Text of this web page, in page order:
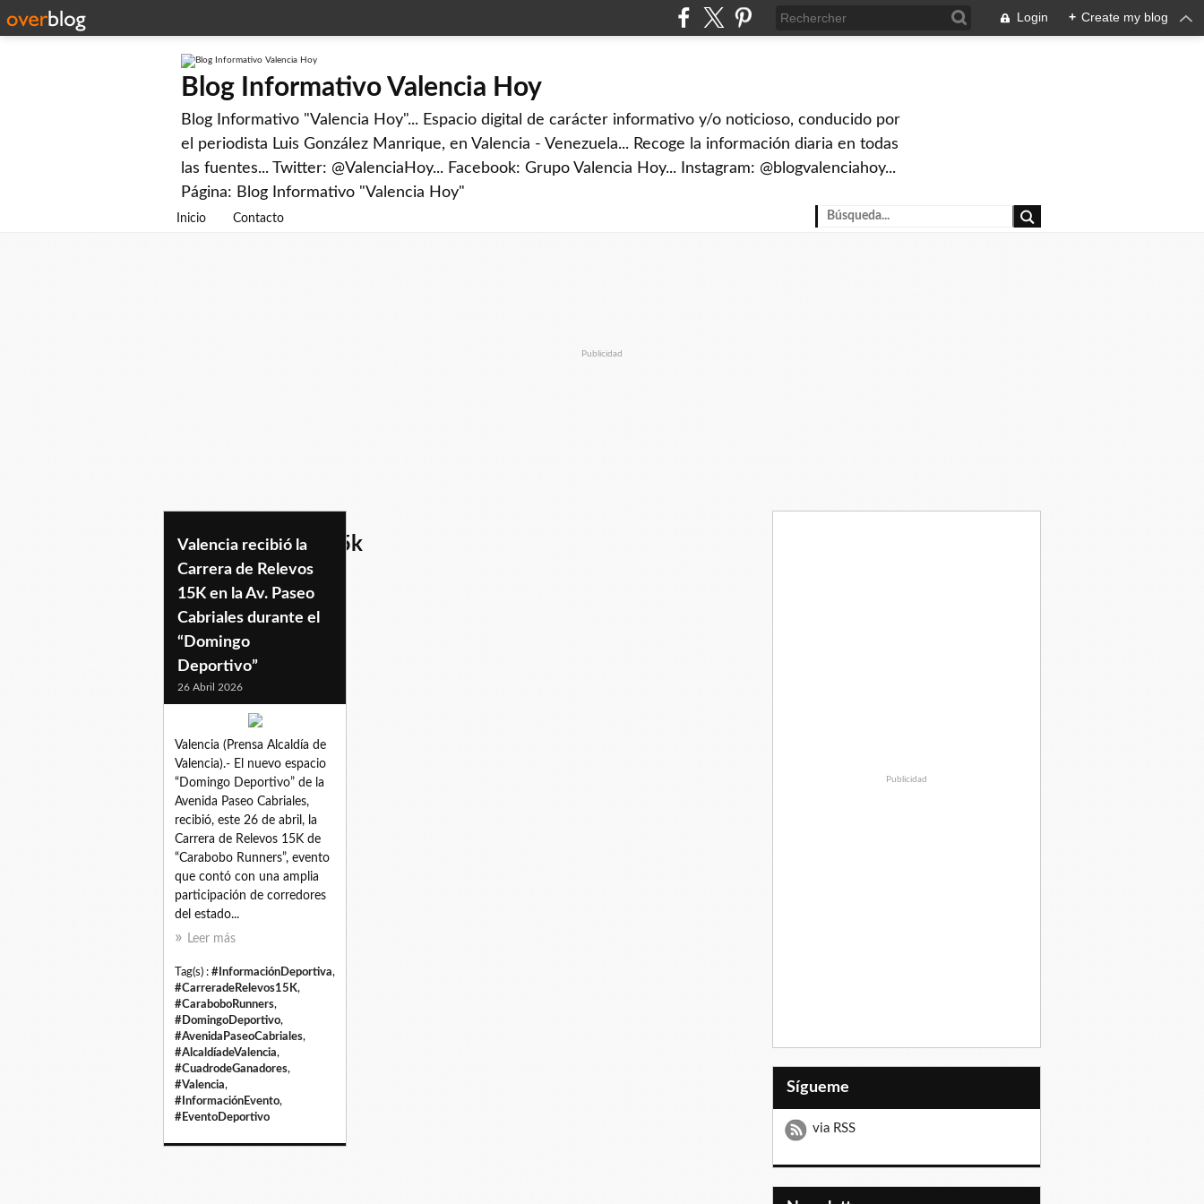
Login + Create my blog
Blog Informativo Valencia Hoy
Blog Informativo "Valencia Hoy"... Espacio digital de carácter informativo y/o noticioso, conducido por
el periodista Luis González Manrique, en Valencia - Venezuela... Recoge la información diaria en todas
las fuentes... Twitter: @ValenciaHoy... Facebook: Grupo Valencia Hoy... Instagram: @blogvalenciahoy...
Página: Blog Informativo "Valencia Hoy"
Inicio Contacto
Publicidad
carreraderelevos15k
Valencia recibió la
Carrera de Relevos
15K en la Av. Paseo
Cabriales durante el
“Domingo
Deportivo”
26 Abril 2026
Valencia (Prensa Alcaldía de
Valencia).- El nuevo espacio
“Domingo Deportivo” de la
Avenida Paseo Cabriales,
recibió, este 26 de abril, la
Carrera de Relevos 15K de
“Carabobo Runners”, evento
que contó con una amplia
participación de corredores
del estado...
Leer más
Tag(s) : #InformaciónDeportiva,
#CarreradeRelevos15K,
#CaraboboRunners,
#DomingoDeportivo,
#AvenidaPaseoCabriales,
#AlcaldíadeValencia,
#CuadrodeGanadores,
#Valencia,
#InformaciónEvento,
#EventoDeportivo
Publicidad
Sígueme
via RSS